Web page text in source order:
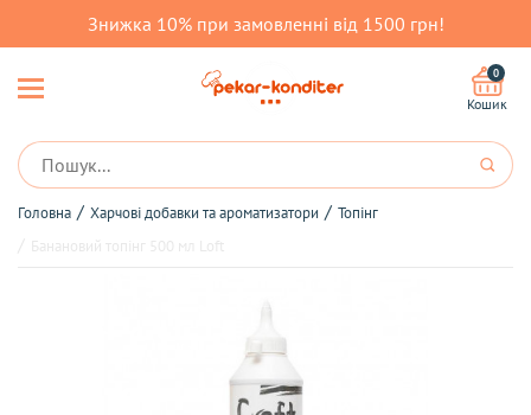
Знижка 10% при замовленні від 1500 грн!
0
Кошик
Головна Харчові добавки та ароматизатори
Топінг